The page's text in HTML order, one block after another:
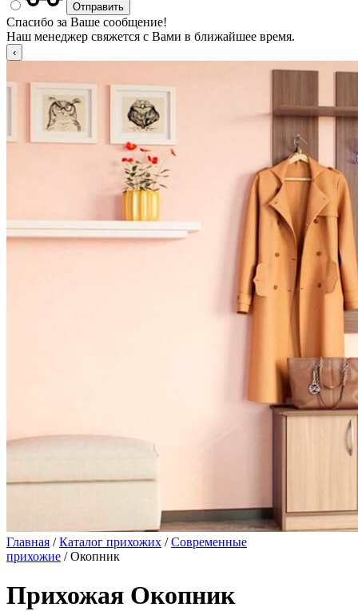
Спасибо за Ваше сообщение!
Наш менеджер свяжется с Вами в ближайшее время.
Главная /Каталог прихожих /Современные
прихожие / Окопник
Прихожая Окопник